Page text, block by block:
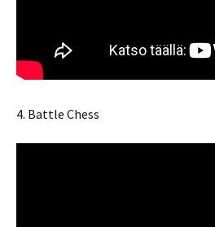
4. Battle Chess